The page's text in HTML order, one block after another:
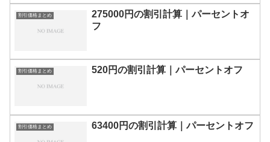
割引価格まとめ
275000円の割引計算｜パーセントオ
フ
割引価格まとめ 520円の割引計算｜パーセントオフ
割引価格まとめ 63400円の割引計算｜パーセントオフ